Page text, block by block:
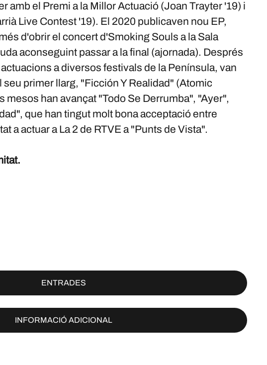
amb el Premi a la Millor Actuació (Joan Trayter '19) i
Live Contest '19). El 2020 publicaven nou EP,
d'obrir el concert d'Smoking Souls a la Sala
aconseguint passar a la final (ajornada). Després
a diversos festivals de la Península, van
primer llarg, "Ficción Y Realidad" (Atomic
mesos han avançat "Todo Se Derrumba", "Ayer",
que han tingut molt bona acceptació entre
a actuar a La 2 de RTVE a "Punts de Vista".
ENTRADES
INFORMACIÓ ADICIONAL